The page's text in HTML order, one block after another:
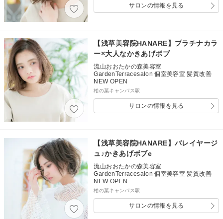
サロンの情報を見る
【浅草美容院HANARE】プラチナカラ
ー×大人なかきあげボブ
流山おおたかの森美容室
GardenTerracesalon 個室美容室 髪質改善
NEW OPEN
柏の葉キャンパス駅
サロンの情報を見る
【浅草美容院HANARE】バレイヤージ
ュ♪かきあげボブe
流山おおたかの森美容室
GardenTerracesalon 個室美容室 髪質改善
NEW OPEN
柏の葉キャンパス駅
サロンの情報を見る